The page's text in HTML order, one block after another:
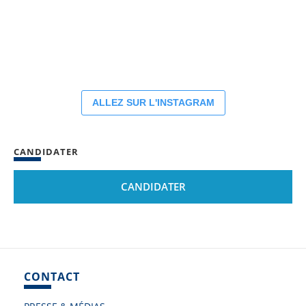
ALLEZ SUR L'INSTAGRAM
CANDIDATER
CANDIDATER
CONTACT